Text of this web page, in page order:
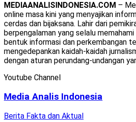
MEDIAANALISINDONESIA.COM –
online masa kini yang menyajikan
cerdas dan bijaksana. Lahir dari
berpengalaman yang selalu
bentuk informasi dan perkembangan
mengedepankan kaidah-kaidah
dengan aturan perundang-undangan
Youtube Channel
Media Analis Indonesia
Berita Fakta dan Aktual